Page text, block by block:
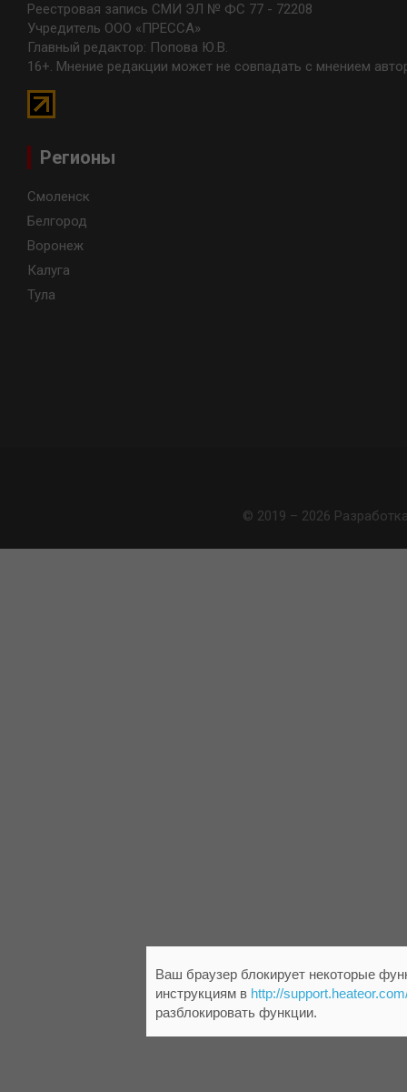
Реестровая запись СМИ ЭЛ № ФС 77 - 72208
Учредитель ООО «ПРЕССА»
Главный редактор: Попова Ю.В.
16+. Мнение редакции может не совпадать с мнением
Регионы
Смоленск
Белгород
Воронеж
Калуга
Тула
© 2019 – 2026
Ваш браузер блокирует некоторые
инструкциям в http://
разблокировать функции.